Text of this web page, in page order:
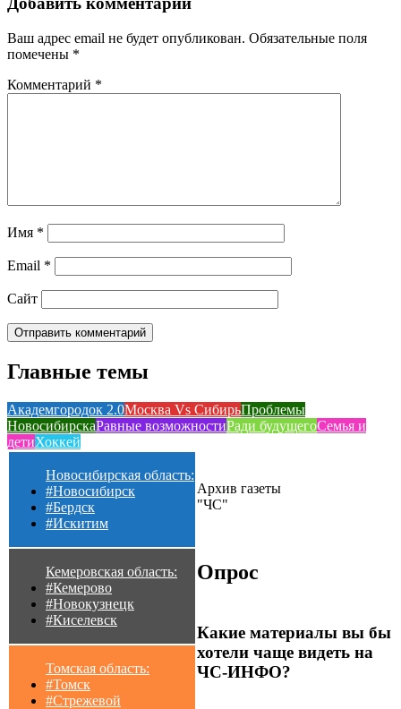
Ваш адрес email не будет опубликован. Обязательные поля
помечены *
Комментарий *
Имя *
Email *
Сайт
Главные темы
Академгородок 2.0Москва Vs СибирьПроблемы
НовосибирскаРавные возможностиРади будущегоСемья и
детиХоккей
Новосибирская область:
#Новосибирск
#Бердск
#Искитим
Кемеровская область:
#Кемерово
#Новокузнецк
#Киселевск
Томская область:
#Томск
#Стрежевой
Архив газеты
"ЧС"
Опрос
Какие материалы вы бы
хотели чаще видеть на
ЧС-ИНФО?